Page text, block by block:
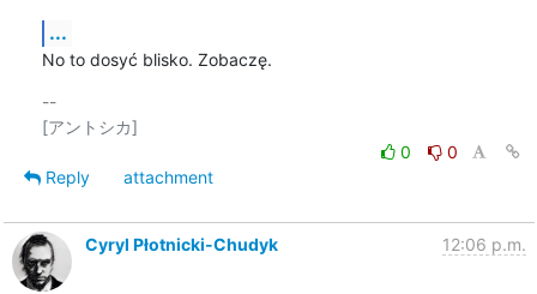
...
No to dosyć blisko. Zobaczę.
--
0
0
Reply
attachment
Cyryl Płotnicki-Chudyk 12:06 p.m.